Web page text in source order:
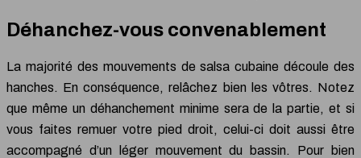
Déhanchez-vous convenablement
La majorité des mouvements de salsa cubaine découle des
hanches. En conséquence, relâchez bien les vôtres. Notez
que même un déhanchement minime sera de la partie, et si
vous faites remuer votre pied droit, celui-ci doit aussi être
accompagné d’un léger mouvement du bassin. Pour bien